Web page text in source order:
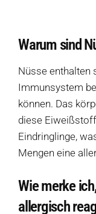
Warum sind
Nüsse enthalten
Immunsystem
können. Das
diese
Eindringlinge,
Mengen eine
Wie merke
allergisch
Welche Produkte
Wie werden
Welche
Quellen
Weitere